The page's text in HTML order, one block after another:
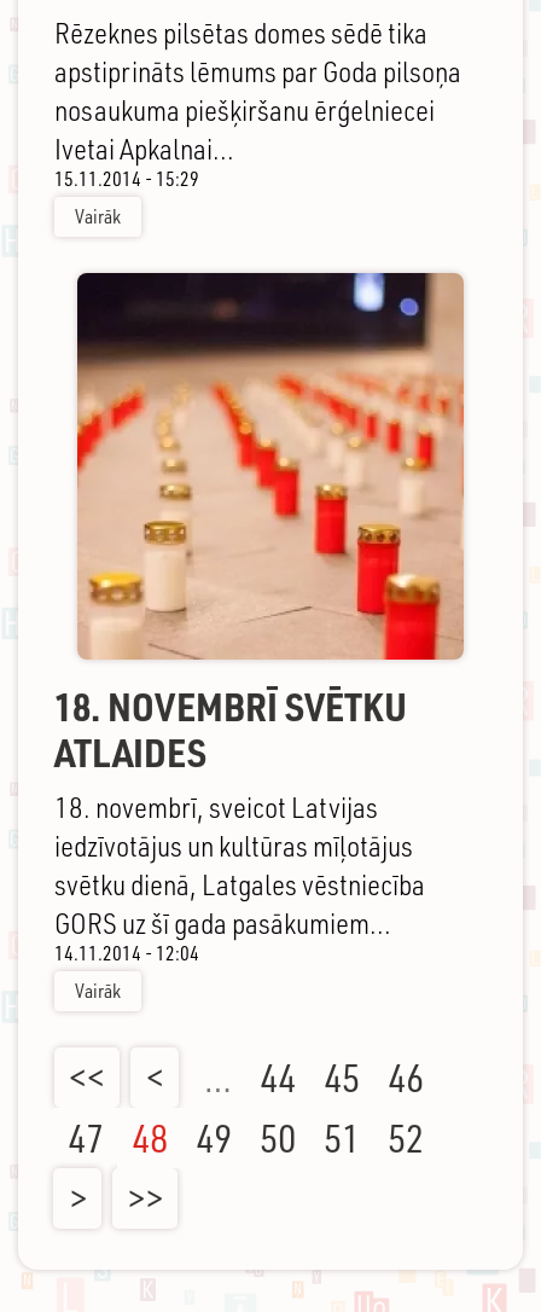
Rēzeknes pilsētas domes sēdē tika
apstiprināts lēmums par Goda pilsoņa
nosaukuma piešķiršanu ērģelniecei
Ivetai Apkalnai...
15.11.2014 - 15:29
Vairāk
18. NOVEMBRĪ SVĒTKU
ATLAIDES
18. novembrī, sveicot Latvijas
iedzīvotājus un kultūras mīļotājus
svētku dienā, Latgales vēstniecība
GORS uz šī gada pasākumiem...
14.11.2014 - 12:04
Vairāk
<< < … 44 45
46
47
48 49 50 51
52
>
>>